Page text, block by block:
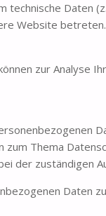
technische Daten
Website betreten.
zur Analyse
Thema
der zuständigen
Daten